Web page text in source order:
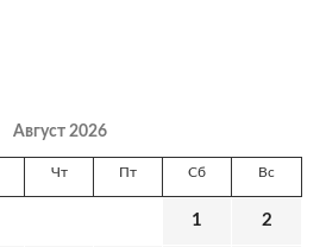
Август 2026
Чт Пт Сб Вс
1 2